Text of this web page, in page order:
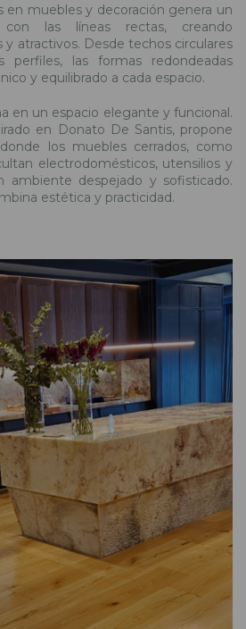
en muebles y decoración genera un
con las líneas rectas, creando
atractivos. Desde techos circulares
perfiles, las formas redondeadas
y equilibrado a cada espacio.
en un espacio elegante y funcional.
en Donato De Santis, propone
los muebles cerrados, como
electrodomésticos, utensilios y
ambiente despejado y sofisticado.
estética y practicidad.